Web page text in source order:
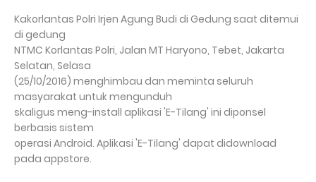
Kakorlantas Polri Irjen Agung Budi di Gedung saat ditemui
di gedung
NTMC Korlantas Polri, Jalan MT Haryono, Tebet, Jakarta
Selatan, Selasa
(25/10/2016) menghimbau dan meminta seluruh
masyarakat untuk mengunduh
skaligus meng-install aplikasi 'E-Tilang' ini diponsel
berbasis sistem
operasi Android. Aplikasi 'E-Tilang' dapat didownload
pada appstore.